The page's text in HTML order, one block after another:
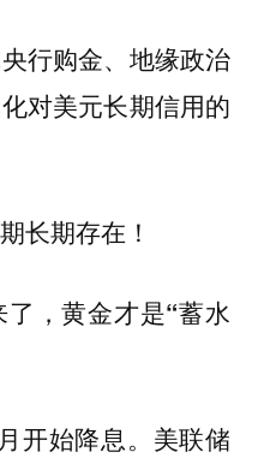
行购金、地缘政治
对美元长期信用的
长期存在！
，黄金才是“蓄水
开始降息。美联储